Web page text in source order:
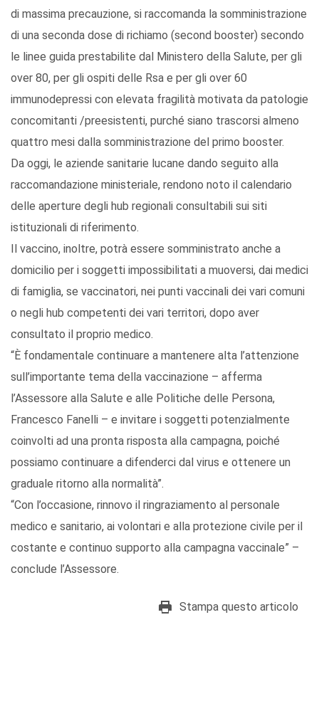
di massima precauzione, si raccomanda la somministrazione
di una seconda dose di richiamo (second booster) secondo
le linee guida prestabilite dal Ministero della Salute, per gli
over 80, per gli ospiti delle Rsa e per gli over 60
immunodepressi con elevata fragilità motivata da patologie
concomitanti /preesistenti, purché siano trascorsi almeno
quattro mesi dalla somministrazione del primo booster.
Da oggi, le aziende sanitarie lucane dando seguito alla
raccomandazione ministeriale, rendono noto il calendario
delle aperture degli hub regionali consultabili sui siti
istituzionali di riferimento.
Il vaccino, inoltre, potrà essere somministrato anche a
domicilio per i soggetti impossibilitati a muoversi, dai medici
di famiglia, se vaccinatori, nei punti vaccinali dei vari comuni
o negli hub competenti dei vari territori, dopo aver
consultato il proprio medico.
“È fondamentale continuare a mantenere alta l’attenzione
sull’importante tema della vaccinazione – afferma
l’Assessore alla Salute e alle Politiche delle Persona,
Francesco Fanelli – e invitare i soggetti potenzialmente
coinvolti ad una pronta risposta alla campagna, poiché
possiamo continuare a difenderci dal virus e ottenere un
graduale ritorno alla normalità”.
“Con l’occasione, rinnovo il ringraziamento al personale
medico e sanitario, ai volontari e alla protezione civile per il
costante e continuo supporto alla campagna vaccinale” –
conclude l’Assessore.
Stampa questo articolo